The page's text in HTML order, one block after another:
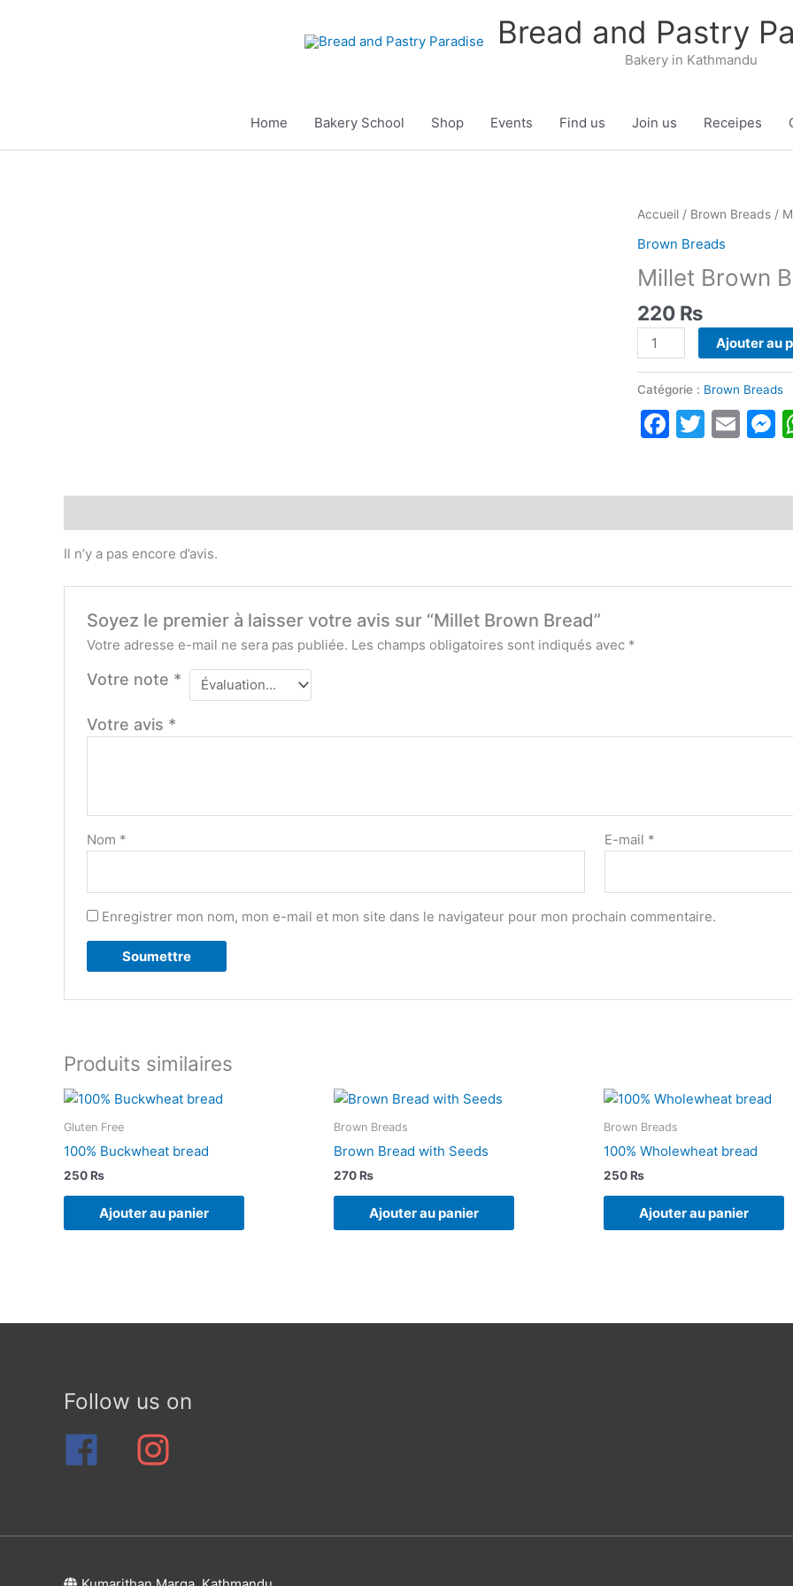
Bread and Pastry
Bakery in Kathmandu
Home Bakery School Shop Events Find us Join us Receipes
Accueil / Brown Breads /
Brown Breads
Millet Brown
220 ₨
quantité
de
Brown
Bread
Ajouter au
Catégorie : Brown Breads
Il n’y a pas encore d’avis.
Soyez le premier à laisser votre avis sur “Millet Brown Bread”
Votre adresse e-mail ne sera pas publiée. Les champs obligatoires sont indiqués avec *
Votre note *
Votre avis *
Nom * E-mail *
Enregistrer mon nom, mon e-mail et mon site dans le navigateur pour mon prochain commentaire.
Produits similaires
Gluten Free
100% Buckwheat bread
250₨
Ajouter au panier
Brown Breads
Brown Bread with Seeds
270₨
Ajouter au panier
Brown Breads
100% Wholewheat bread
250₨
Ajouter au panier
Follow us on